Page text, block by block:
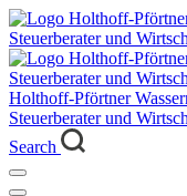
Holthoff-Pförtner
Steuerberater und
Search